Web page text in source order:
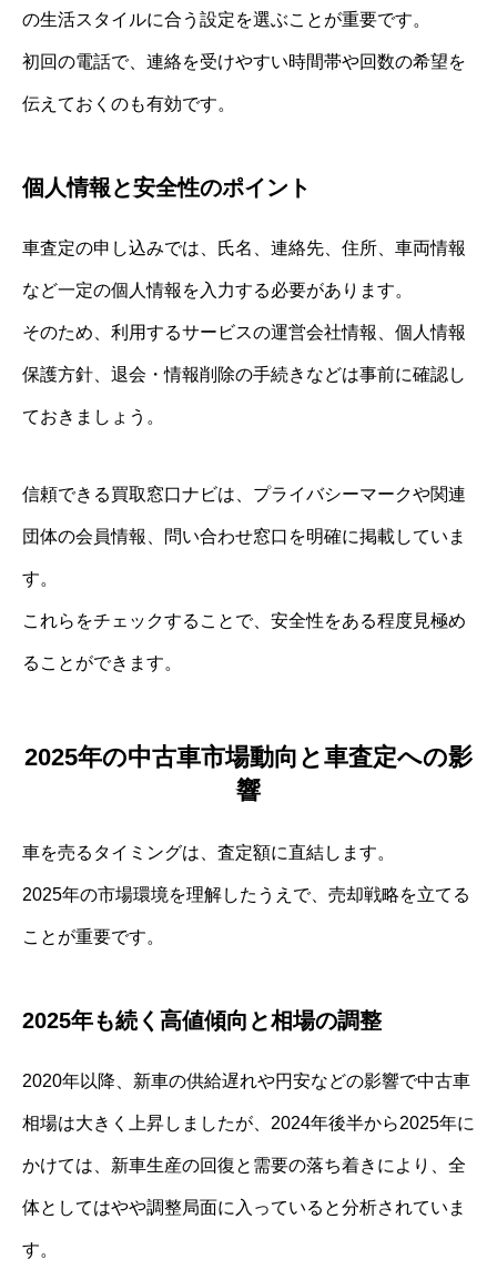
の生活スタイルに合う設定を選ぶことが重要です。
初回の電話で、連絡を受けやすい時間帯や回数の希望を
伝えておくのも有効です。
個人情報と安全性のポイント
車査定の申し込みでは、氏名、連絡先、住所、車両情報
など一定の個人情報を入力する必要があります。
そのため、利用するサービスの運営会社情報、個人情報
保護方針、退会・情報削除の手続きなどは事前に確認し
ておきましょう。
信頼できる買取窓口ナビは、プライバシーマークや関連
団体の会員情報、問い合わせ窓口を明確に掲載していま
す。
これらをチェックすることで、安全性をある程度見極め
ることができます。
2025年の中古車市場動向と車査定への影
響
車を売るタイミングは、査定額に直結します。
2025年の市場環境を理解したうえで、売却戦略を立てる
ことが重要です。
2025年も続く高値傾向と相場の調整
2020年以降、新車の供給遅れや円安などの影響で中古車
相場は大きく上昇しましたが、2024年後半から2025年に
かけては、新車生産の回復と需要の落ち着きにより、全
体としてはやや調整局面に入っていると分析されていま
す。